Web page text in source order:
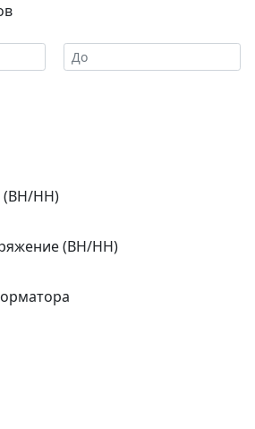
(ВН/НН)
(ВН/НН)